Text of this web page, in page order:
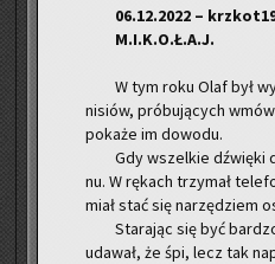
06.12.2022 –
M.I.K.O.Ł.A.J.
W tym roku Olaf był
ni­siów, pró­bu­ją­cych
po­ka­że im do­wo­du.
Gdy wszel­kie dźwię­ki
nu. W rę­kach trzy­mał
miał stać się na­rzę­dziem
Sta­ra­jąc się być
uda­wał, że śpi, lecz tak